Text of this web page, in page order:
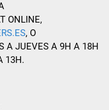
ONLINE,
, O
A JUEVES A 9H A 18H
13H.